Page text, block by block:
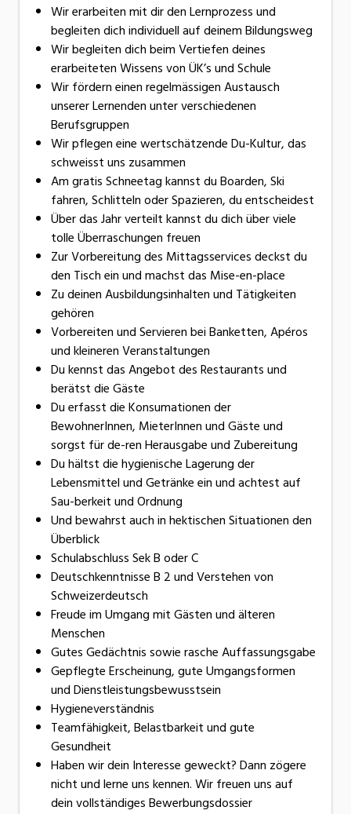
Wir erarbeiten mit dir den Lernprozess und
begleiten dich individuell auf deinem Bildungsweg
Wir begleiten dich beim Vertiefen deines
erarbeiteten Wissens von ÜK’s und Schule
Wir fördern einen regelmässigen Austausch
unserer Lernenden unter verschiedenen
Berufsgruppen
Wir pflegen eine wertschätzende Du-Kultur, das
schweisst uns zusammen
Am gratis Schneetag kannst du Boarden, Ski
fahren, Schlitteln oder Spazieren, du entscheidest
Über das Jahr verteilt kannst du dich über viele
tolle Überraschungen freuen
Zur Vorbereitung des Mittagsservices deckst du
den Tisch ein und machst das Mise-en-place
Zu deinen Ausbildungsinhalten und Tätigkeiten
gehören
Vorbereiten und Servieren bei Banketten, Apéros
und kleineren Veranstaltungen
Du kennst das Angebot des Restaurants und
berätst die Gäste
Du erfasst die Konsumationen der
BewohnerInnen, MieterInnen und Gäste und
sorgst für de-ren Herausgabe und Zubereitung
Du hältst die hygienische Lagerung der
Lebensmittel und Getränke ein und achtest auf
Sau-berkeit und Ordnung
Und bewahrst auch in hektischen Situationen den
Überblick
Schulabschluss Sek B oder C
Deutschkenntnisse B 2 und Verstehen von
Schweizerdeutsch
Freude im Umgang mit Gästen und älteren
Menschen
Gutes Gedächtnis sowie rasche Auffassungsgabe
Gepflegte Erscheinung, gute Umgangsformen
und Dienstleistungsbewusstsein
Hygieneverständnis
Teamfähigkeit, Belastbarkeit und gute
Gesundheit
Haben wir dein Interesse geweckt? Dann zögere
nicht und lerne uns kennen. Wir freuen uns auf
dein vollständiges Bewerbungsdossier